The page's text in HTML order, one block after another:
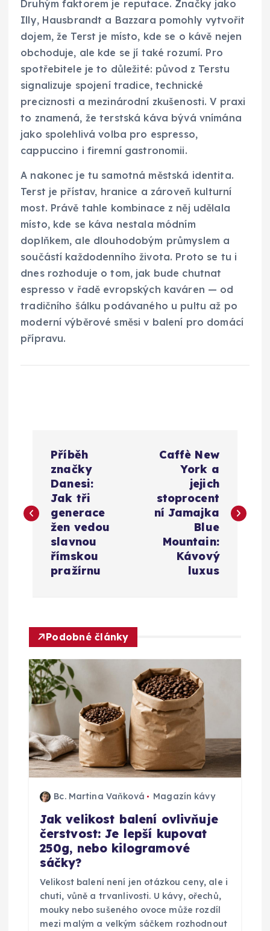
Druhým faktorem je reputace. Značky jako
Illy, Hausbrandt a Bazzara pomohly vytvořit
dojem, že Terst je místo, kde se o kávě nejen
obchoduje, ale kde se jí také rozumí. Pro
spotřebitele je to důležité: původ z Terstu
signalizuje spojení tradice, technické
preciznosti a mezinárodní zkušenosti. V praxi
to znamená, že terstská káva bývá vnímána
jako spolehlivá volba pro espresso,
cappuccino i firemní gastronomii.
A nakonec je tu samotná městská identita.
Terst je přístav, hranice a zároveň kulturní
most. Právě tahle kombinace z něj udělala
místo, kde se káva nestala módním
doplňkem, ale dlouhodobým průmyslem a
součástí každodenního života. Proto se tu i
dnes rozhoduje o tom, jak bude chutnat
espresso v řadě evropských kaváren — od
tradičního šálku podávaného u pultu až po
moderní výběrové směsi v balení pro domácí
přípravu.
v
c
e
p
r
o
p
Příběh
značky
Danesi:
Jak tři
generace
žen vedou
slavnou
římskou
pražírnu
Caffè New
York a
jejich
stoprocent
ní Jamajka
Blue
Mountain:
Kávový
luxus
Podobné články
Bc. Martina Vaňková Magazín kávy
Jak velikost balení ovlivňuje
čerstvost: Je lepší kupovat
250g, nebo kilogramové
sáčky?
Velikost balení není jen otázkou ceny, ale i
chuti, vůně a trvanlivosti. U kávy, ořechů,
mouky nebo sušeného ovoce může rozdíl
mezi malým a velkým sáčkem rozhodnout